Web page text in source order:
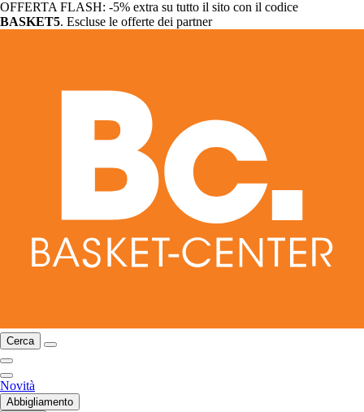
OFFERTA FLASH: -5% extra su tutto il sito con il codice
BASKET5. Escluse le offerte dei partner
Cerca
Novità
Abbigliamento